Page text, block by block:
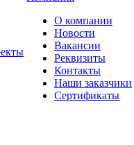
О компании
Новости
Вакансии
Реквизиты
Контакты
Наши заказчики
Сертификаты